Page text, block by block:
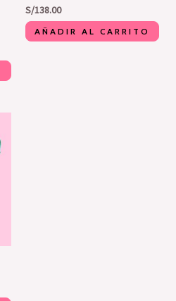
S/138.00
AÑADIR AL CARRITO